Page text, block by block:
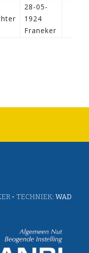
28-05-
1924
Franeker
• TECHNIEK: WAD